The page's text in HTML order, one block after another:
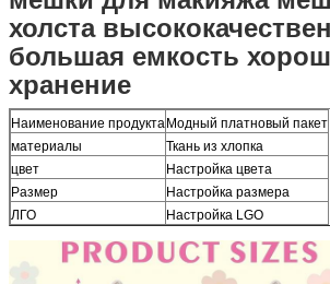
холста
большая емкость
хранение
Наименование продуктаМодный платновый пакет
материалы
Ткань из хлопка
цвет
Настройка цвета
Размер
Настройка размера
ЛГО
Настройка LGO